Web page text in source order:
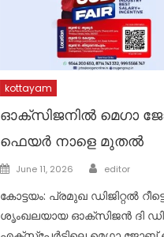
kottayam
ഓക്‌സിജനില്‍ മെഗാ
ഫെയര്‍ നാളെ മുതല്‍
Posted
June 11, 2026 Author
editor
കോട്ടയം: പ്രമുഖ ഡിജിറ്റല്‍
ശൃംഖലയായ ഓക്‌സിജന്‍ ദി